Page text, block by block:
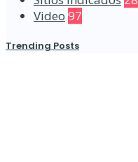
Video 97
Trending Posts